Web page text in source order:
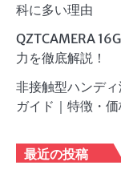
科に多い理由
QZTCAMERA
力を徹底解説！
非接触型ハンデ
ガイド｜特徴・
最近の投稿